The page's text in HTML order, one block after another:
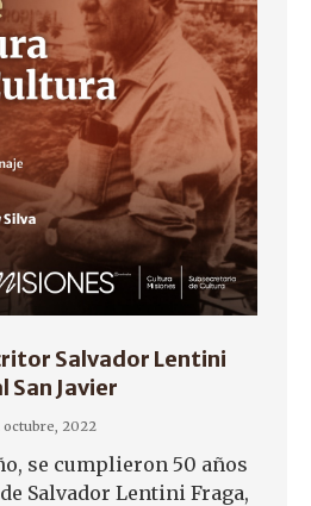
Salvador Lentini
San Javier
octubre, 2022
se cumplieron 50 años
Salvador Lentini Fraga,